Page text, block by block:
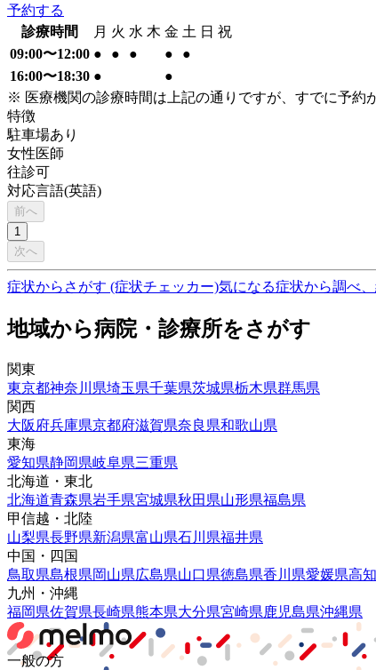
予約する
診療時間
月 火 水 木 金 土 日 祝
09:00〜12:00 ● ● ● ●
●
16:00〜18:30 ●
●
※ 医療機関の診療時間は上記の通りですが、すでに予約
特徴
駐車場あり
女性医師
往診可
対応言語(英語)
前へ
1
次へ
症状からさがす (症状チェッカー)気になる症状から調べ
地域から病院・診療所をさがす
関東
東京都神奈川県埼玉県千葉県茨城県栃木県群馬県
関西
大阪府兵庫県京都府滋賀県奈良県和歌山県
東海
愛知県静岡県岐阜県三重県
北海道・東北
北海道青森県岩手県宮城県秋田県山形県福島県
甲信越・北陸
山梨県長野県新潟県富山県石川県福井県
中国・四国
鳥取県島根県岡山県広島県山口県徳島県香川県愛媛県高
九州・沖縄
福岡県佐賀県長崎県熊本県大分県宮崎県鹿児島県沖縄県
一般の方